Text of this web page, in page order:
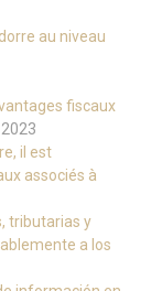
au niveau
fiscaux
il est
associés à
tributarias y
a los